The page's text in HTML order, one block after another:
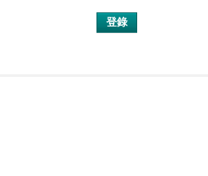
登錄